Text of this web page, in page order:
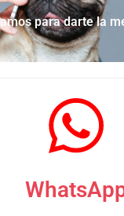
para darte la